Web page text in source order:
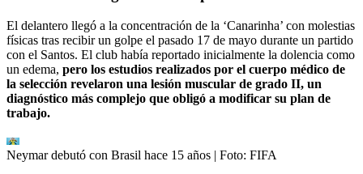
El delantero llegó a la concentración de la ‘Canarinha’ con molestias
físicas tras recibir un golpe el pasado 17 de mayo durante un partido
con el Santos. El club había reportado inicialmente la dolencia como
un edema, pero los estudios realizados por el cuerpo médico de
la selección revelaron una lesión muscular de grado II, un
diagnóstico más complejo que obligó a modificar su plan de
trabajo.
Neymar debutó con Brasil hace 15 años | Foto: FIFA